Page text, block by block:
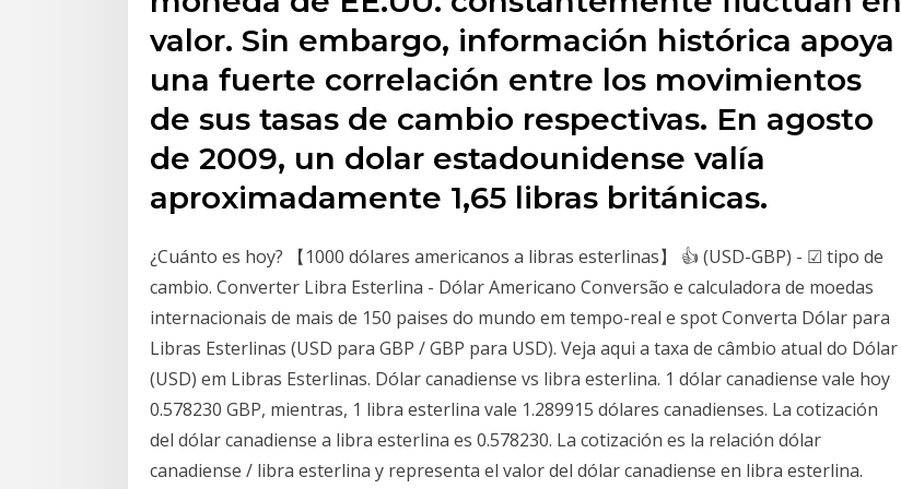
valor. Sin embargo, información histórica apoya
una fuerte correlación entre los movimientos
de sus tasas de cambio respectivas. En agosto
de 2009, un dolar estadounidense valía
aproximadamente 1,65 libras británicas.
¿Cuánto es hoy? 【1000 dólares americanos a libras esterlinas】 👍 (USD-GBP) - ☑ tipo de
cambio. Converter Libra Esterlina - Dólar Americano Conversão e calculadora de moedas
internacionais de mais de 150 paises do mundo em tempo-real e spot Converta Dólar para
Libras Esterlinas (USD para GBP / GBP para USD). Veja aqui a taxa de câmbio atual do Dólar
(USD) em Libras Esterlinas. Dólar canadiense vs libra esterlina. 1 dólar canadiense vale hoy
0.578230 GBP, mientras, 1 libra esterlina vale 1.289915 dólares canadienses. La cotización
del dólar canadiense a libra esterlina es 0.578230. La cotización es la relación dólar
canadiense / libra esterlina y representa el valor del dólar canadiense en libra esterlina.